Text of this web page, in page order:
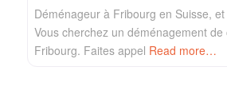
Déménageur à Fribourg en Suisse, et
Vous cherchez un déménagement
Fribourg. Faites appel Read more…